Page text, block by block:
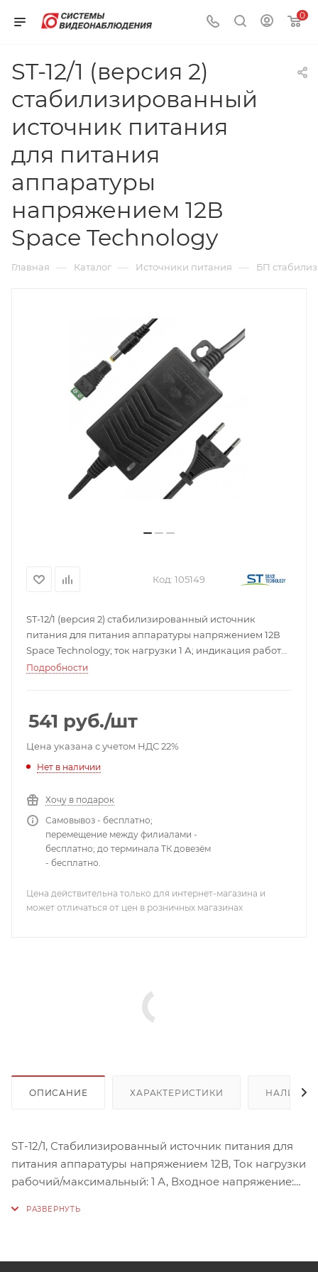
0
ST-12/1 (версия 2)
стабилизированный
источник питания
для питания
аппаратуры
напряжением 12В
Space Technology
Главная — Каталог — Источники питания — БП
Код: 105149
ST-12/1 (версия 2) стабилизированный источник
питания для питания аппаратуры напряжением 12В
Space Technology; ток нагрузки 1 А; индикация работы;
в комплекте разъем с клеммной колодкой; 0…+40°C;
Подробности
541 руб./шт
Цена указана с учетом НДС 22%
Нет в наличии
Хочу в подарок
Самовывоз - бесплатно;
перемещение между филиалами -
бесплатно; до терминала ТК довезём
- бесплатно.
Цена действительна только для интернет-магазина и
может отличаться от цен в розничных магазинах
ОПИСАНИЕ ХАРАКТЕРИСТИКИ НАЛИЧИЕ
ST-12/1, Стабилизированный источник питания для
питания аппаратуры напряжением 12В, Ток нагрузки
рабочий/максимальный: 1 А, Входное напряжение: